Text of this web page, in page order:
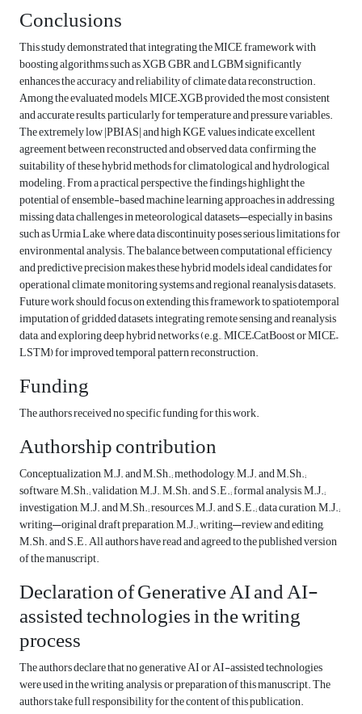
Conclusions
This study demonstrated that integrating the MICE framework with
boosting algorithms such as XGB, GBR, and LGBM significantly
enhances the accuracy and reliability of climate data reconstruction.
Among the evaluated models, MICE–XGB provided the most consistent
and accurate results, particularly for temperature and pressure variables.
The extremely low |PBIAS| and high KGE values indicate excellent
agreement between reconstructed and observed data, confirming the
suitability of these hybrid methods for climatological and hydrological
modeling. From a practical perspective, the findings highlight the
potential of ensemble-based machine learning approaches in addressing
missing data challenges in meteorological datasets—especially in basins
such as Urmia Lake, where data discontinuity poses serious limitations for
environmental analysis. The balance between computational efficiency
and predictive precision makes these hybrid models ideal candidates for
operational climate monitoring systems and regional reanalysis datasets.
Future work should focus on extending this framework to spatiotemporal
imputation of gridded datasets, integrating remote sensing and reanalysis
data, and exploring deep hybrid networks (e.g., MICE–CatBoost or MICE–
LSTM) for improved temporal pattern reconstruction.
Funding
The authors received no specific funding for this work.
Authorship contribution
Conceptualization, M.J. and M.Sh.; methodology, M.J. and M.Sh.;
software, M.Sh.; validation, M.J., M.Sh. and S.E.; formal analysis, M.J.;
investigation, M.J. and M.Sh.; resources, M.J. and S.E.; data curation, M.J.;
writing—original draft preparation, M.J.; writing—review and editing,
M.Sh. and S.E. All authors have read and agreed to the published version
of the manuscript.
Declaration of Generative AI and AI-
assisted technologies in the writing
process
The authors declare that no generative AI or AI-assisted technologies
were used in the writing, analysis, or preparation of this manuscript. The
authors take full responsibility for the content of this publication.